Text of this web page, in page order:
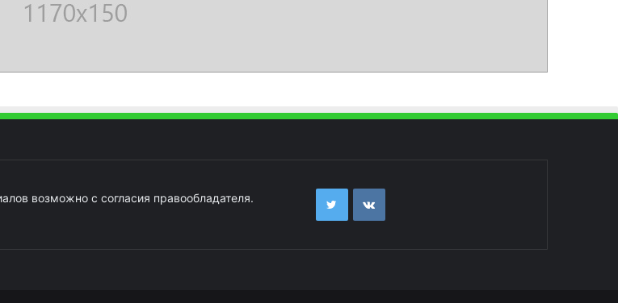
возможно с согласия правообладателя.